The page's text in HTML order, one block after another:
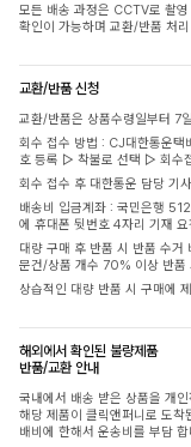
모든 배송 과정은 CCTV로 촬
확인이 가능하며 교환/반품 처
교환/반품 신청
교환/반품은 상품수령일부터 7
회수 접수 방법 : CJ대한통운
호 등록 ▷ 착불로 선택 ▷ 회수
회수 접수 후 대한통운 담당 기
배송비 입금계좌 : 국민은행
에 휴대폰 뒷번호 4자리 기재 요
대량 구매 후 반품 시 반품 수
문건/상품 개수 70% 이상 반품
상습적인 대량 반품 시 구매에
해외에서 확인된 불량제품
반품/교환 안내
국내에서 배송 받은 상품을 개
해당 제품이 클릭앤퍼니로 도
배비에 한해서 운송비를 부담